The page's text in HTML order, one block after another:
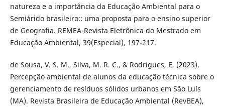
natureza e a importância da Educação Ambiental para o
Semiárido brasileiro:: uma proposta para o ensino superior
de Geografia. REMEA-Revista Eletrônica do Mestrado em
Educação Ambiental, 39(Especial), 197-217.
de Sousa, V. S. M., Silva, M. R. C., & Rodrigues, E. (2023).
Percepção ambiental de alunos da educação técnica sobre o
gerenciamento de resíduos sólidos urbanos em São Luís
(MA). Revista Brasileira de Educação Ambiental (RevBEA),